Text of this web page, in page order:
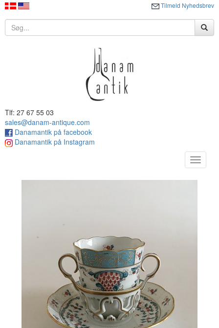
Tilmeld Nyhedsbrev
Tlf: 27 67 55 03
sales@danam-antique.com
Danamantik på facebook
Danamantik på Instagram
Toggle